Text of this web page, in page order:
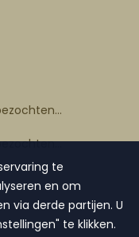
te
en om
via derde partijen. U
te klikken.